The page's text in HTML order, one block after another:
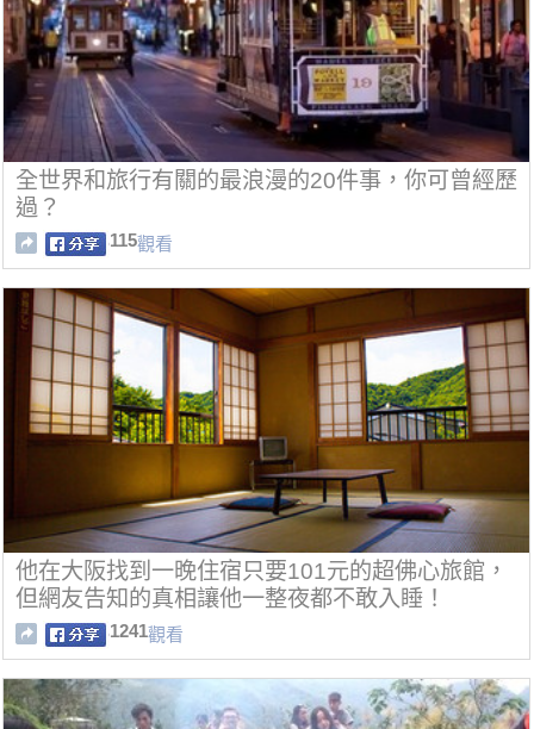
全世界和旅行有關的最浪漫的20件事，你可曾經歷
過？
115觀看
他在大阪找到一晚住宿只要101元的超佛心旅館，
但網友告知的真相讓他一整夜都不敢入睡！
1241觀看